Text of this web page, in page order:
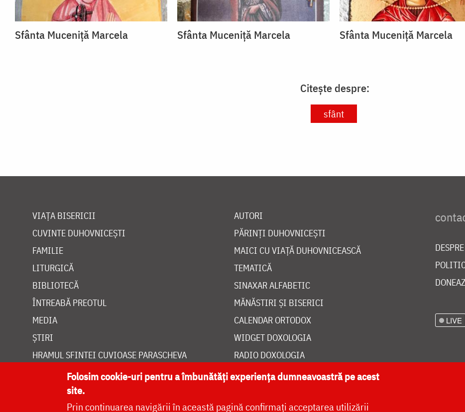
Sfânta Muceniță Marcela Sfânta Muceniță Marcela Sfânta Muceniță Marcela
Citește despre:
sfânt
VIAȚA BISERICII
CUVINTE DUHOVNICEȘTI
FAMILIE
LITURGICĂ
BIBLIOTECĂ
ÎNTREABĂ PREOTUL
MEDIA
ȘTIRI
HRAMUL SFINTEI CUVIOASE PARASCHEVA
AUTORI
PĂRINȚI DUHOVNICEȘTI
MAICI CU VIAȚĂ DUHOVNICEASCĂ
TEMATICĂ
SINAXAR ALFABETIC
MĂNĂSTIRI ȘI BISERICI
CALENDAR ORTODOX
WIDGET DOXOLOGIA
RADIO DOXOLOGIA
LIVE
Folosim cookie-uri pentru a îmbunătăți experiența dumneavoastră pe acest
site.
Prin continuarea navigării în această pagină confirmați acceptarea utilizării